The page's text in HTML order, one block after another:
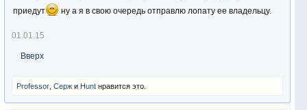
приедут
ну а я в свою очередь отправлю лопату ее владельцу.
01.01.15
Вверх
Professor Серж и Hunt нравится это.